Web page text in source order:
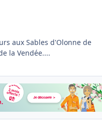
aux Sables d'Olonne de
la Vendée....